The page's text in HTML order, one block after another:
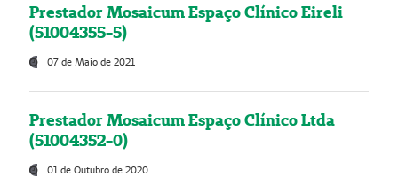
Prestador Mosaicum Espaço Clínico Eireli
(51004355-5)
07 de Maio de 2021
Prestador Mosaicum Espaço Clínico Ltda
(51004352-0)
01 de Outubro de 2020